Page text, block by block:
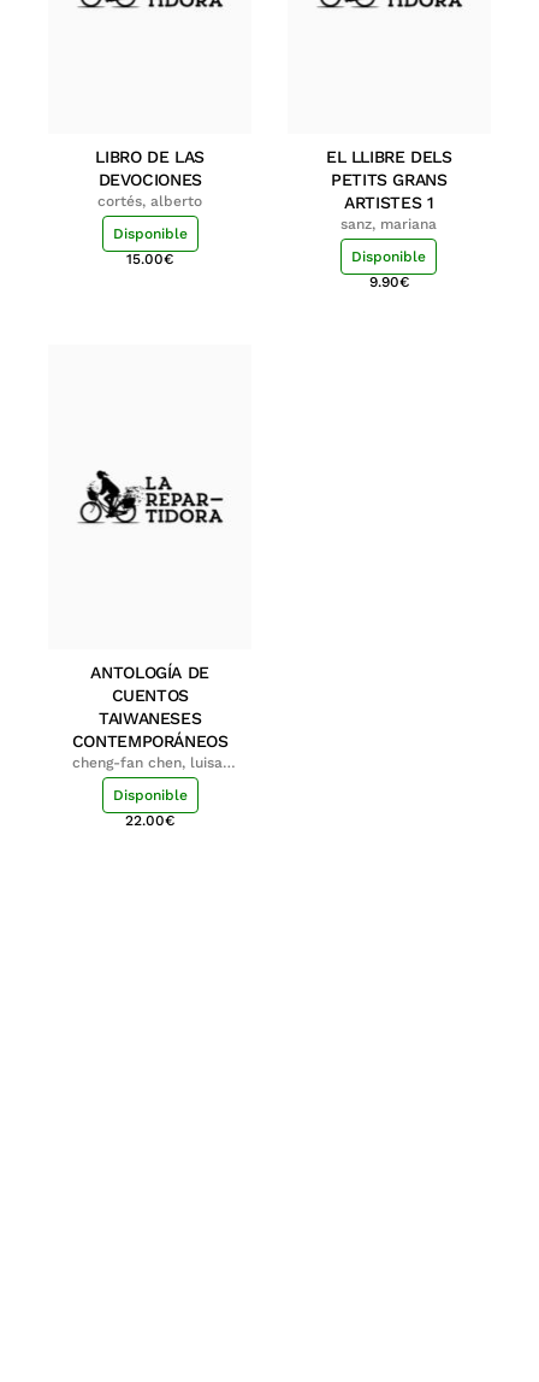
LIBRO DE LAS
DEVOCIONES
cortés, alberto
Disponible
15.00€
EL LLIBRE DELS
PETITS GRANS
ARTISTES 1
sanz, mariana
Disponible
9.90€
ANTOLOGÍA DE
CUENTOS
TAIWANESES
CONTEMPORÁNEOS
cheng-fan chen, luisa;
shu-ying chang, luisa
Disponible
22.00€